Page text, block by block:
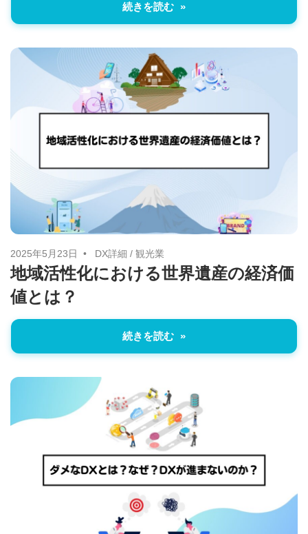
続きを読む
2025年5月23日 DX詳細 / 観光業
地域活性化における世界遺産の経済価
値とは？
続きを読む